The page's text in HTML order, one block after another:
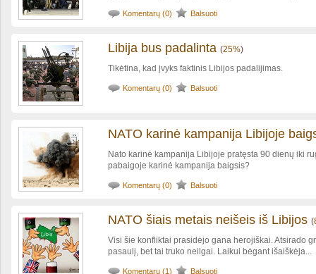
Komentarų (0) Balsuoti
Libija bus padalinta (25%)
Tikėtina, kad įvyks faktinis Libijos padalijimas.
Komentarų (0) Balsuoti
NATO karinė kampanija Libijoje
Nato karinė kampanija Libijoje pratęsta 90 dienų iki
pabaigoje karinė kampanija baigsis?
Komentarų (0) Balsuoti
NATO šiais metais neišeis iš Libijos (
Visi šie konfliktai prasidėjo gana herojiškai. Atsirado
pasaulį, bet tai truko neilgai. Laikui bėgant išaiškėja...
Komentarų (1) Balsuoti